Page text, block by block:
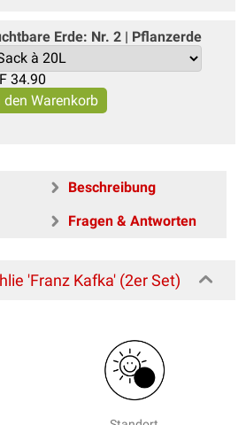
Erde: Nr. 2 | Pflanzerde
34.90
Beschreibung
Fragen & Antworten
'Franz Kafka' (2er Set)